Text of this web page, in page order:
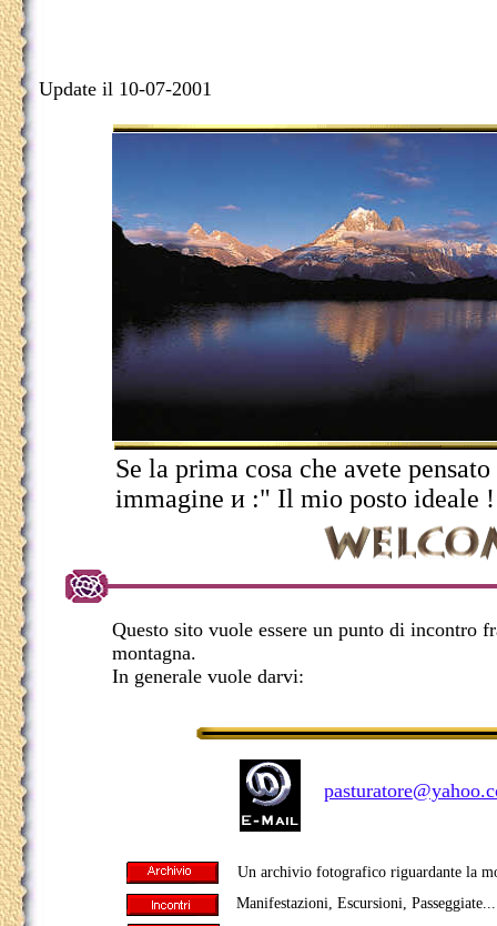
Update il 10-07-2001
Se la prima cosa che avete
immagine и :" Il mio posto ideale
Questo sito vuole essere un punto di incontro
montagna.
In generale vuole darvi:
Un archivio fotografico riguardante la
Manifestazioni, Escursioni, Passeggiate...